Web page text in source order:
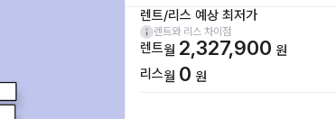
렌트/리스 예상 최저가
렌트와 리스 차이점
렌트월 2,327,900 원
리스월 0 원